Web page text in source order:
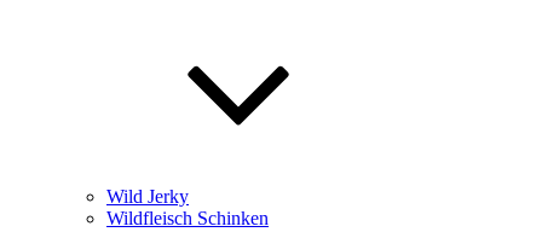
Wild Jerky
Wildfleisch Schinken